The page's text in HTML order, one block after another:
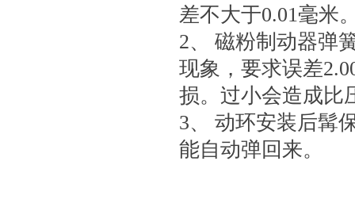
差不大于0.01毫米
2、 磁粉制动器弹
现象，要求误差
损。过小会造成比
3、 动环安装后髯
能自动弹回来。